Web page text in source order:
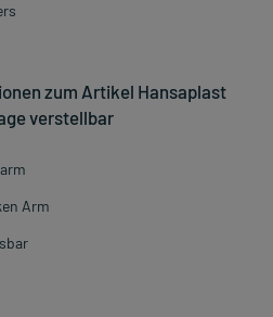
zum Artikel Hansaplast
verstellbar
Arm